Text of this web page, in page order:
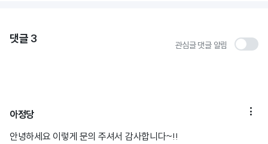
댓글 3 관심글 댓글 알림
아정당 
안녕하세요 이렇게 문의 주셔서 감사합니다~!!